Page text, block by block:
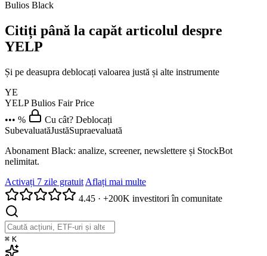
Bulios Black
Citiți până la capăt articolul despre
YELP
Și pe deasupra deblocați valoarea justă și alte instrumente
YE
YELP Bulios Fair Price
••• %
Cu cât? Deblocați
SubevaluatăJustăSupraevaluată
Abonament Black: analize, screener, newslettere și StockBot
nelimitat.
Activați 7 zile gratuit Aflați mai multe
4.45 · +200K investitori în comunitate
⌘ K